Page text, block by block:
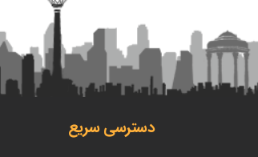
دسترسی سریع